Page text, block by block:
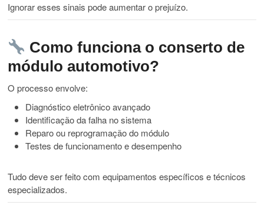
Ignorar esses sinais pode aumentar o prejuízo.
Como funciona o conserto de
módulo automotivo?
O processo envolve:
Diagnóstico eletrônico avançado
Identificação da falha no sistema
Reparo ou reprogramação do módulo
Testes de funcionamento e desempenho
Tudo deve ser feito com equipamentos específicos e técnicos
especializados.